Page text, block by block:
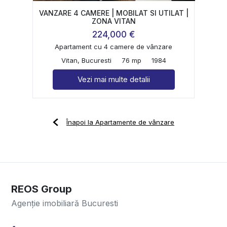
VANZARE 4 CAMERE | MOBILAT SI UTILAT |
ZONA VITAN
224,000 €
Apartament cu 4 camere de vânzare
Vitan, Bucuresti
76 mp 1984
Vezi mai multe detalii
Înapoi la Apartamente de vânzare
REOS Group
Agenție imobiliară Bucuresti